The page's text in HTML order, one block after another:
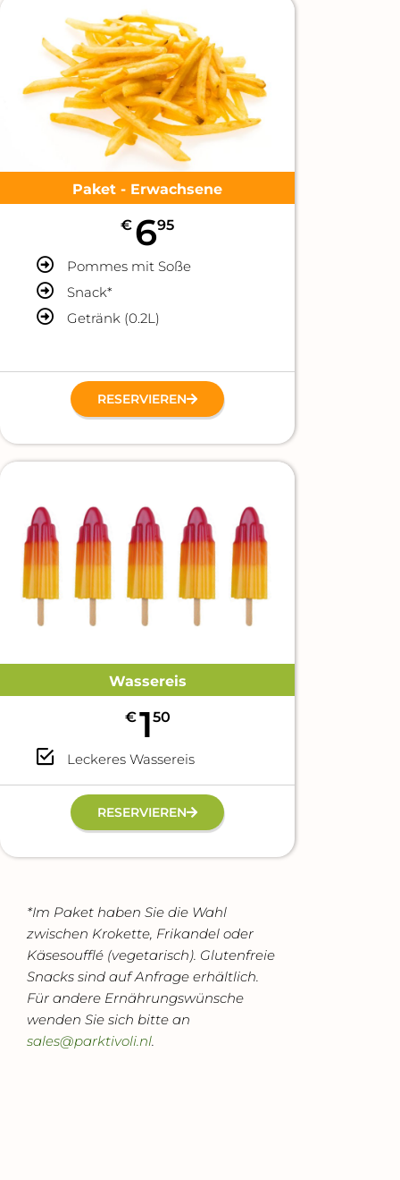
Paket - Erwachsene
€ 695
Pommes mit Soße
Snack*
Getränk (0.2L)
RESERVIEREN
Wassereis
€150
Leckeres Wassereis
RESERVIEREN
*Im Paket haben Sie die Wahl
zwischen Krokette, Frikandel oder
Käsesoufflé (vegetarisch). Glutenfreie
Snacks sind auf Anfrage erhältlich.
Für andere Ernährungswünsche
wenden Sie sich bitte an
sales@parktivoli.nl.